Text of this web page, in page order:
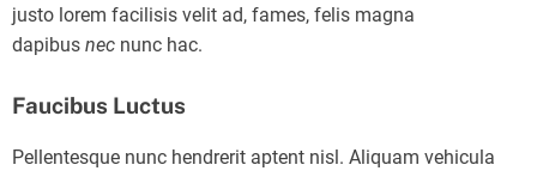
justo lorem facilisis velit ad, fames, felis magna
dapibus nec nunc hac.
Faucibus Luctus
Pellentesque nunc hendrerit aptent nisl. Aliquam vehicula